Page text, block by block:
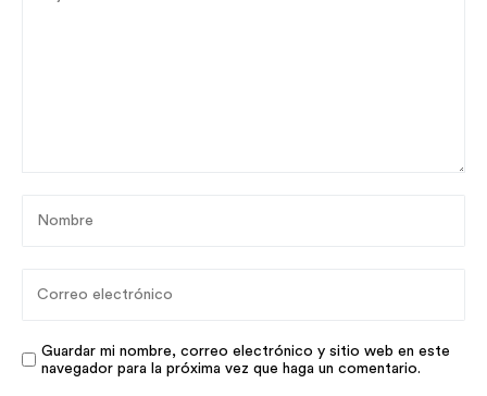
Guardar mi nombre, correo electrónico y sitio web en este
navegador para la próxima vez que haga un comentario.